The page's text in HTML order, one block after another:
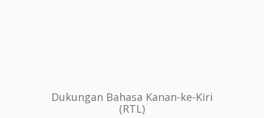
Dukungan Bahasa Kanan-ke-Kiri
(RTL)